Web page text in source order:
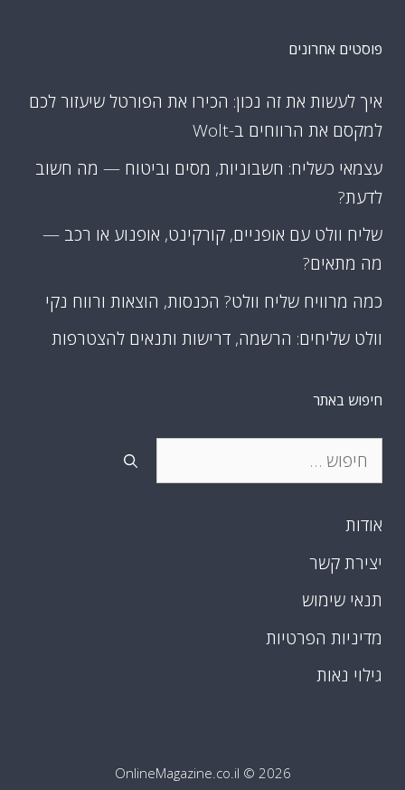
פוסטים אחרונים
איך לעשות את זה נכון: הכירו את הפורטל שיעזור לכם
למקסם את הרווחים ב-Wolt
עצמאי כשליח: חשבוניות, מסים וביטוח — מה חשוב
לדעת?
שליח וולט עם אופניים, קורקינט, אופנוע או רכב —
מה מתאים?
כמה מרוויח שליח וולט? הכנסות, הוצאות ורווח נקי
וולט שליחים: הרשמה, דרישות ותנאים להצטרפות
חיפוש באתר
חיפוש:
אודות
יצירת קשר
תנאי שימוש
מדיניות הפרטיות
גילוי נאות
OnlineMagazine.co.il © 2026